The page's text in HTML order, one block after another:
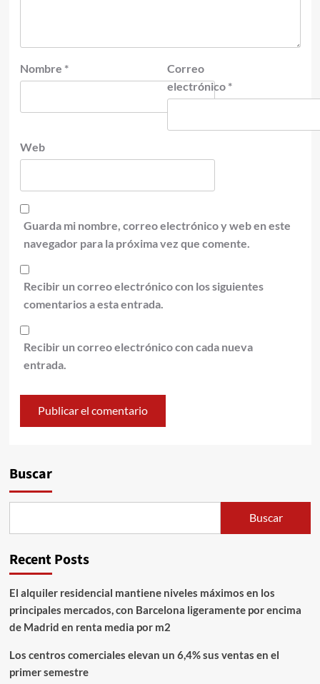
Nombre *
Correo
electrónico *
Web
Guarda mi nombre, correo electrónico y web en este
navegador para la próxima vez que comente.
Recibir un correo electrónico con los siguientes
comentarios a esta entrada.
Recibir un correo electrónico con cada nueva
entrada.
Buscar
Buscar
Recent Posts
El alquiler residencial mantiene niveles máximos en los
principales mercados, con Barcelona ligeramente por encima
de Madrid en renta media por m2
Los centros comerciales elevan un 6,4% sus ventas en el
primer semestre